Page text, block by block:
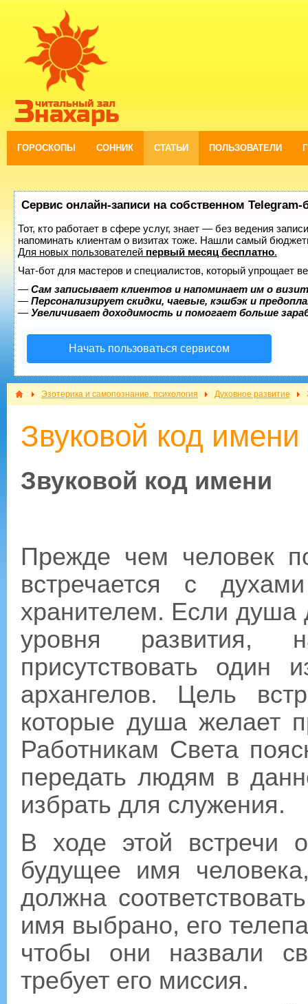
ГОРОСКОПЫ СОННИК СТАТЬИ ПОЛЬЗОВАТЕЛИ
Сервис онлайн-записи на собственном Telegram-
Тот, кто работает в сфере услуг, знает — без ведения
напоминать клиентам о визитах тоже. Нашли самый
Для новых пользователей первый месяц бесплатно.
Чат-бот для мастеров и специалистов, который упрощает
— Сам записывает клиентов и напоминает им о
— Персонализирует скидки, чаевые, кэшбэк и
— Увеличивает доходимость и помогает больше
Начать пользоваться сервисом
Эзотерика и самопознание, психология Духовное развитие
Звуковой код имени
Звуковой код имени
Прежде чем человек
встречается с
хранителем. Если душа
уровня развития,
присутствовать
архангелов. Цель
которые душа желает
Работникам Света
передать людям в
избрать для служения.
В ходе этой встречи
будущее имя
должна
имя выбрано, его
чтобы они назвали
требует его миссия.